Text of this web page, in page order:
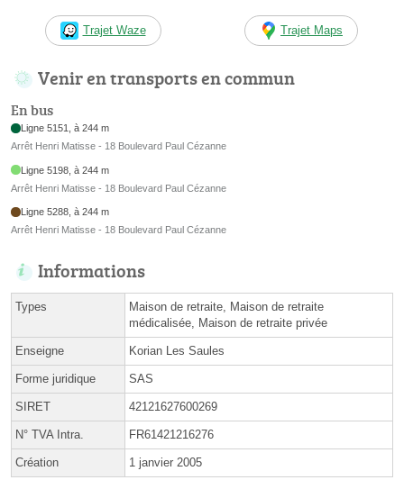
Trajet Waze Trajet Maps
Venir en transports en commun
En bus
Ligne 5151, à 244 m
Arrêt Henri Matisse - 18 Boulevard Paul Cézanne
Ligne 5198, à 244 m
Arrêt Henri Matisse - 18 Boulevard Paul Cézanne
Ligne 5288, à 244 m
Arrêt Henri Matisse - 18 Boulevard Paul Cézanne
Informations
Types
Maison de retraite, Maison de retraite
médicalisée, Maison de retraite privée
Enseigne Korian Les Saules
Forme juridique SAS
SIRET 42121627600269
N° TVA Intra. FR61421216276
Création 1 janvier 2005